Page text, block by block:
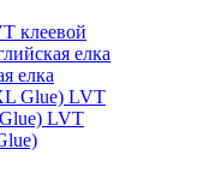
клеевой
елка
елка
Glue) LVT
LVT